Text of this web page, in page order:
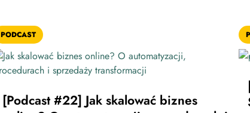
PODCAST
[Podcast #22] Jak skalować biznes